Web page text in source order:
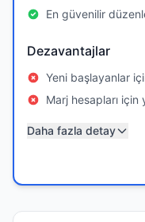
En güvenilir
Dezavantajlar
Yeni başlayanlar
Marj hesapları
Daha fazla detay